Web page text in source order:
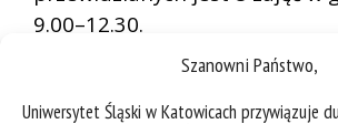
Szanowni Państwo,
Uniwersytet Śląski w Katowicach przywiązuje
9.00–12.30.
Zapisy odbywają się przez
stronie sojuszu